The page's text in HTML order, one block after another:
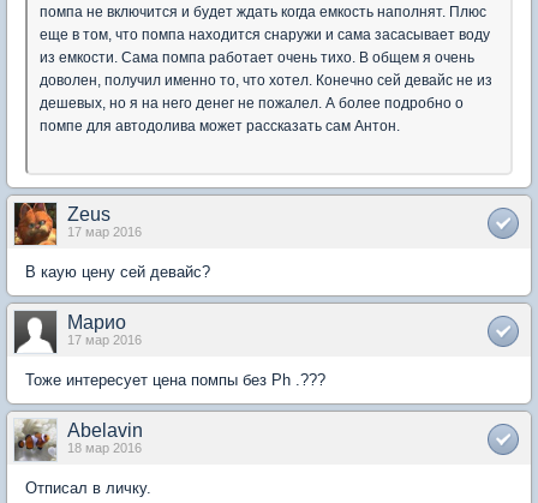
помпа не включится и будет ждать когда емкость наполнят. Плюс
еще в том, что помпа находится снаружи и сама засасывает воду
из емкости. Сама помпа работает очень тихо. В общем я очень
доволен, получил именно то, что хотел. Конечно сей девайс не из
дешевых, но я на него денег не пожалел. А более подробно о
помпе для автодолива может рассказать сам Антон.
Zeus
17 мар 2016
В каую цену сей девайс?
Марио
17 мар 2016
Тоже интересует цена помпы без Рh .???
Abelavin
18 мар 2016
Отписал в личку.